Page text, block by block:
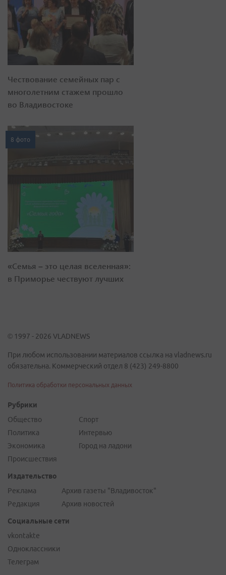
Чествование семейных пар с
многолетним стажем прошло
во Владивостоке
8 фото
«Семья – это целая вселенная»:
в Приморье чествуют лучших
© 1997 - 2026 VLADNEWS
При любом использовании материалов ссылка на vladnews.ru
обязательна. Коммерческий отдел 8 (423) 249-8800
Политика обработки персональных данных
Рубрики
Общество
Политика
Экономика
Происшествия
Спорт
Интервью
Город на ладони
Издательство
Реклама
Редакция
Архив газеты "Владивосток"
Архив новостей
Социальные сети
vkontakte
Одноклассники
Телеграм